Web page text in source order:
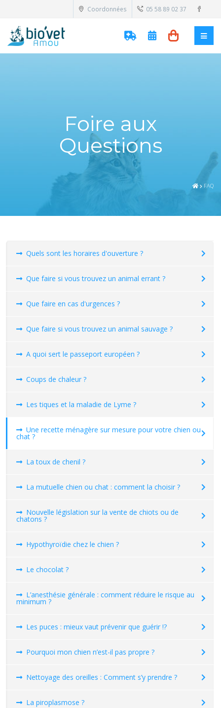
Coordonnées 05 58 89 02 37
Foire aux
Questions
FAQ
Quels sont les horaires d'ouverture ?
Que faire si vous trouvez un animal errant ?
Que faire en cas d'urgences ?
Que faire si vous trouvez un animal sauvage ?
A quoi sert le passeport européen ?
Coups de chaleur ?
Les tiques et la maladie de Lyme ?
Une recette ménagère sur mesure pour votre chien ou
chat ?
La toux de chenil ?
La mutuelle chien ou chat : comment la choisir ?
Nouvelle législation sur la vente de chiots ou de
chatons ?
Hypothyroïdie chez le chien ?
Le chocolat ?
L’anesthésie générale : comment réduire le risque au
minimum ?
Les puces : mieux vaut prévenir que guérir !?
Pourquoi mon chien n’est-il pas propre ?
Nettoyage des oreilles : Comment s’y prendre ?
La piroplasmose ?